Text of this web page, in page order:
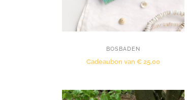
BOSBADEN
Cadeaubon van € 25,00